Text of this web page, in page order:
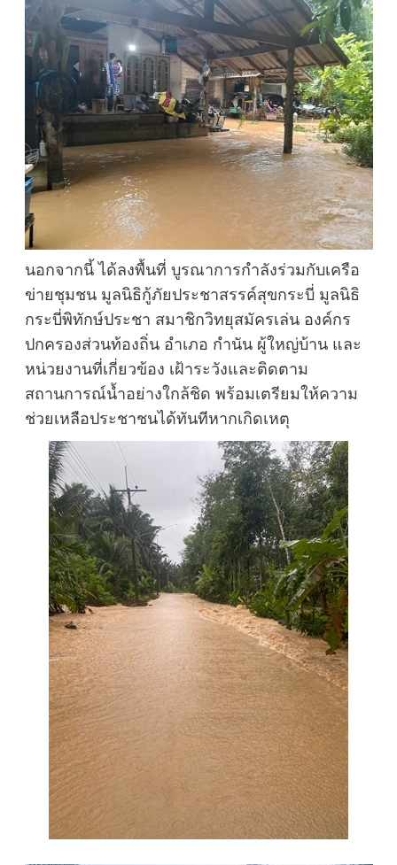
นอกจากนี้ ได้ลงพื้นที่ บูรณาการกำลังร่วมกับเครือ
ข่ายชุมชน มูลนิธิกู้ภัยประชาสรรค์สุขกระบี่ มูลนิธิ
กระบี่พิทักษ์ประชา สมาชิกวิทยุสมัครเล่น องค์กร
ปกครองส่วนท้องถิ่น อำเภอ กำนัน ผู้ใหญ่บ้าน และ
หน่วยงานที่เกี่ยวข้อง เฝ้าระวังและติดตาม
สถานการณ์น้ำอย่างใกล้ชิด พร้อมเตรียมให้ความ
ช่วยเหลือประชาชนได้ทันทีหากเกิดเหตุ